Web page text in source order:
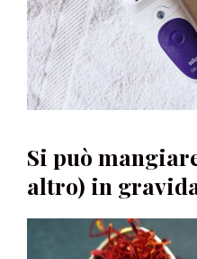
Si può
altro) in